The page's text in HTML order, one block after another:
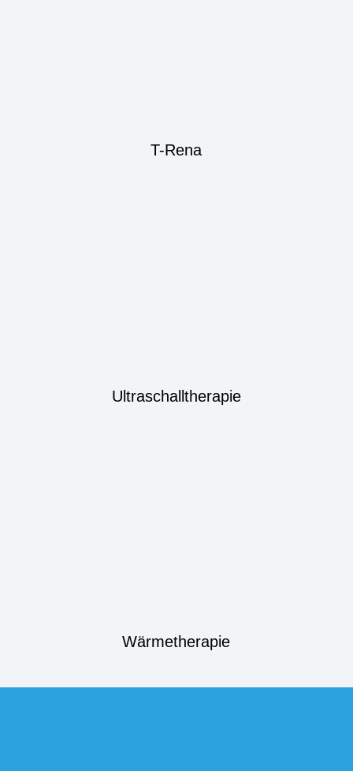
T-Rena
Ultraschalltherapie
Wärmetherapie